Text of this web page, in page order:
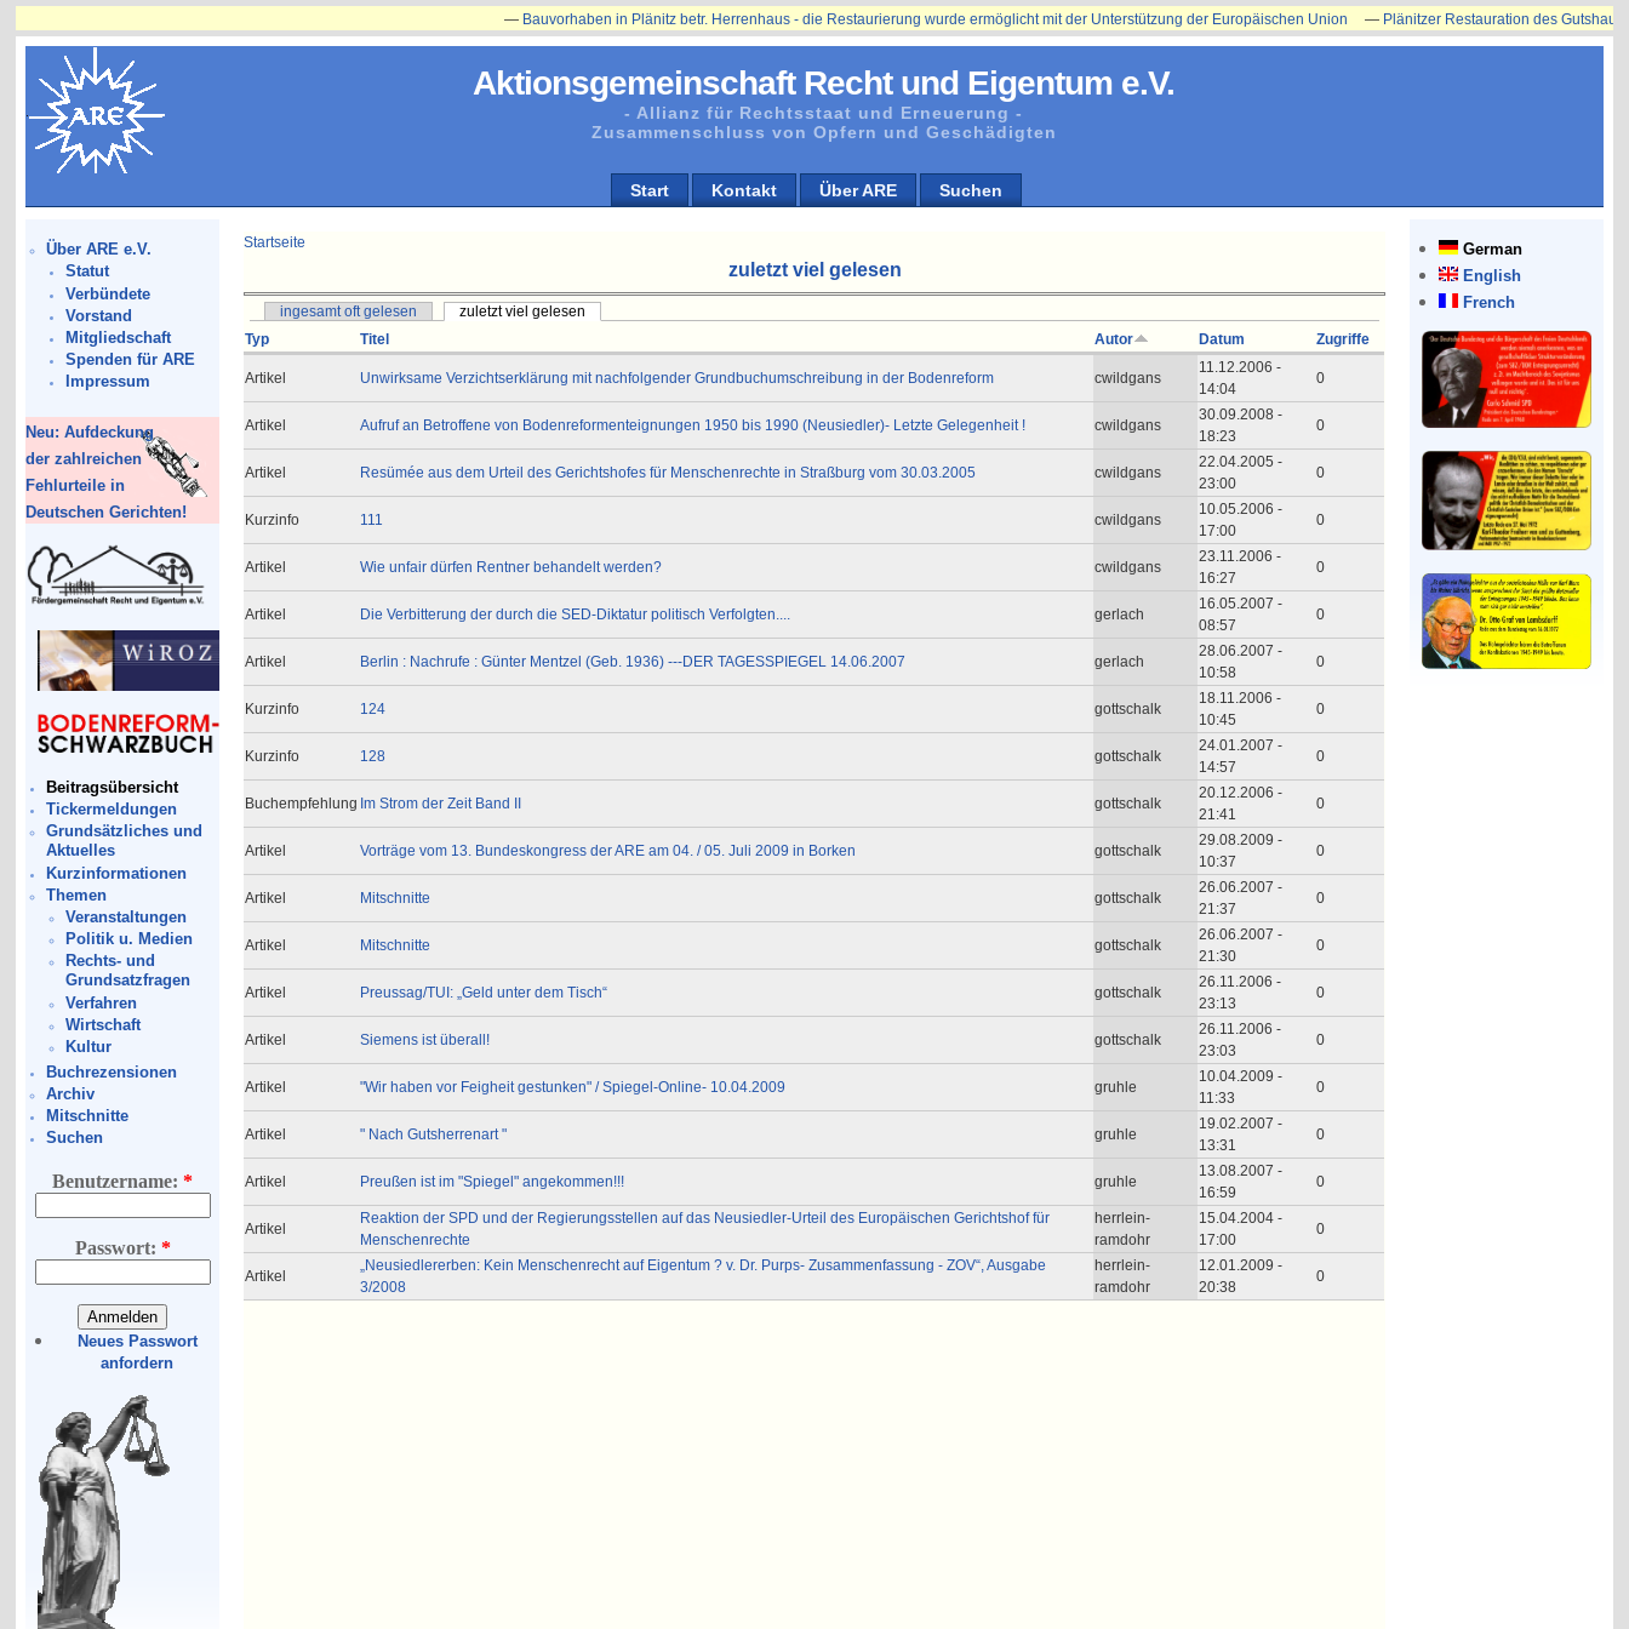
Aktionsgemeinschaft Recht und Eigentum e.V.
- Allianz für Rechtsstaat und Erneuerung -
Zusammenschluss von Opfern und Geschädigten
Start Kontakt Über ARE Suchen
Über ARE e.V.
Statut
Verbündete
Vorstand
Mitgliedschaft
Spenden für ARE
Impressum
Neu: Aufdeckung
der zahlreichen
Fehlurteile in
Deutschen Gerichten!
Beitragsübersicht
Tickermeldungen
Grundsätzliches und
Aktuelles
Kurzinformationen
Themen
Veranstaltungen
Politik u. Medien
Rechts- und
Grundsatzfragen
Verfahren
Wirtschaft
Kultur
Buchrezensionen
Archiv
Mitschnitte
Suchen
Benutzername:*
Passwort: *
Neues Passwort
anfordern
German
English
French
Bauvorhaben in Plänitz betr. Herrenhaus - die Restaurierung wurde ermöglicht mit der Unterstützung der Europäischen Union — Plänitzer Restauration des Gutshauses
Startseite
zuletzt viel gelesen
ingesamt oft gelesen
zuletzt viel gelesen
Typ
Titel Autor Datum Zugriffe
Artikel Unwirksame Verzichtserklärung mit nachfolgender Grundbuchumschreibung in der Bodenreform cwildgans
11.12.2006 -
14:04
0
Artikel Aufruf an Betroffene von Bodenreformenteignungen 1950 bis 1990 (Neusiedler)- Letzte Gelegenheit ! cwildgans
30.09.2008 -
18:23
0
Artikel Resümée aus dem Urteil des Gerichtshofes für Menschenrechte in Straßburg vom 30.03.2005 cwildgans
22.04.2005 -
23:00
0
Kurzinfo 111 cwildgans
10.05.2006 -
17:00
0
Artikel Wie unfair dürfen Rentner behandelt werden? cwildgans
23.11.2006 -
16:27
0
Artikel Die Verbitterung der durch die SED-Diktatur politisch Verfolgten.... gerlach
16.05.2007 -
08:57
0
Artikel Berlin : Nachrufe : Günter Mentzel (Geb. 1936) ---DER TAGESSPIEGEL 14.06.2007 gerlach
28.06.2007 -
10:58
0
Kurzinfo 124 gottschalk
18.11.2006 -
10:45
0
Kurzinfo 128 gottschalk
24.01.2007 -
14:57
0
Buchempfehlung Im Strom der Zeit Band II gottschalk
20.12.2006 -
21:41
0
Artikel Vorträge vom 13. Bundeskongress der ARE am 04. / 05. Juli 2009 in Borken gottschalk
29.08.2009 -
10:37
0
Artikel Mitschnitte gottschalk
26.06.2007 -
21:37
0
Artikel Mitschnitte gottschalk
26.06.2007 -
21:30
0
Artikel Preussag/TUI: „Geld unter dem Tisch“ gottschalk
26.11.2006 -
23:13
0
Artikel Siemens ist überall! gottschalk
26.11.2006 -
23:03
0
Artikel "Wir haben vor Feigheit gestunken" / Spiegel-Online- 10.04.2009 gruhle
10.04.2009 -
11:33
0
Artikel " Nach Gutsherrenart " gruhle
19.02.2007 -
13:31
0
Artikel Preußen ist im "Spiegel" angekommen!!! gruhle
13.08.2007 -
16:59
0
Artikel
Reaktion der SPD und der Regierungsstellen auf das Neusiedler-Urteil des Europäischen Gerichtshof für
Menschenrechte
herrlein-
ramdohr
15.04.2004 -
17:00
0
Artikel
„Neusiedlererben: Kein Menschenrecht auf Eigentum ? v. Dr. Purps- Zusammenfassung - ZOV“, Ausgabe
3/2008
herrlein-
ramdohr
12.01.2009 -
20:38
0